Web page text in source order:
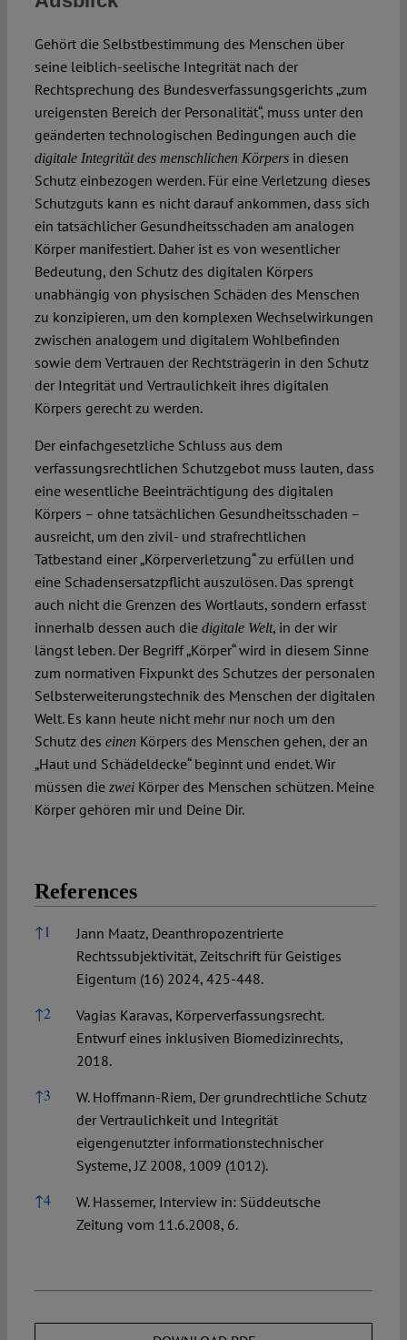
Gehört die Selbstbestimmung des Menschen über
seine leiblich-seelische Integrität nach der
Rechtsprechung des Bundesverfassungsgerichts „zum
ureigensten Bereich der Personalität“, muss unter den
geänderten technologischen Bedingungen auch die
digitale Integrität des menschlichen Körpersin diesen
Schutz einbezogen werden. Für eine Verletzung dieses
Schutzguts kann es nicht darauf ankommen, dass sich
ein tatsächlicher Gesundheitsschaden am analogen
Körper manifestiert. Daher ist es von wesentlicher
Bedeutung, den Schutz des digitalen Körpers
unabhängig von physischen Schäden des Menschen
zu konzipieren, um den komplexen Wechselwirkungen
zwischen analogem und digitalem Wohlbefinden
sowie dem Vertrauen der Rechtsträgerin in den Schutz
der Integrität und Vertraulichkeit ihres digitalen
Körpers gerecht zu werden.
Der einfachgesetzliche Schluss aus dem
verfassungsrechtlichen Schutzgebot muss lauten, dass
eine wesentliche Beeinträchtigung des digitalen
Körpers – ohne tatsächlichen Gesundheitsschaden –
ausreicht, um den zivil- und strafrechtlichen
Tatbestand einer „Körperverletzung“ zu erfüllen und
eine Schadensersatzpflicht auszulösen. Das sprengt
auch nicht die Grenzen des Wortlauts, sondern erfasst
innerhalb dessen auch die digitale Welt, in der wir
längst leben. Der Begriff „Körper“ wird in diesem Sinne
zum normativen Fixpunkt des Schutzes der personalen
Selbsterweiterungstechnik des Menschen der digitalen
Welt. Es kann heute nicht mehr nur noch um den
Schutz des einen Körpers des Menschen gehen, der an
„Haut und Schädeldecke“ beginnt und endet. Wir
müssen die zweiKörper des Menschen schützen. Meine
Körper gehören mir und Deine Dir.
References
References
↑1
Jann Maatz, Deanthropozentrierte
Rechtssubjektivität, Zeitschrift für Geistiges
Eigentum (16) 2024, 425-448.
↑2
Vagias Karavas, Körperverfassungsrecht.
Entwurf eines inklusiven Biomedizinrechts,
2018.
↑3
W. Hoffmann-Riem, Der grundrechtliche Schutz
der Vertraulichkeit und Integrität
eigengenutzter informationstechnischer
Systeme, JZ 2008, 1009 (1012).
↑4
W. Hassemer, Interview in: Süddeutsche
Zeitung vom 11.6.2008, 6.